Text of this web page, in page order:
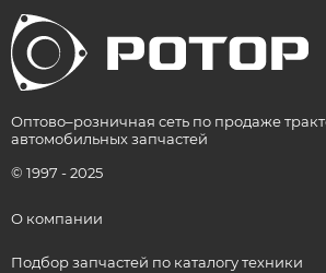
Оптово–розничная сеть по продаже
автомобильных запчастей
© 1997 - 2025
О компании
Подбор запчастей по каталогу техники